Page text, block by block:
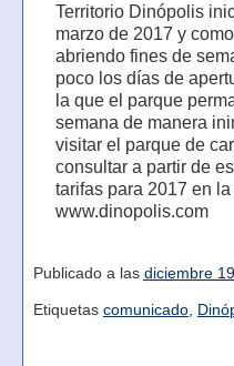
Territorio Dinópolis
marzo de 2017 y
abriendo fines de
poco los días de
la que el parque
semana de manera
visitar el parque de
consultar a partir de
tarifas para 2017 en
www.dinopolis.com
Publicado a las diciembre
Etiquetas comunicado,